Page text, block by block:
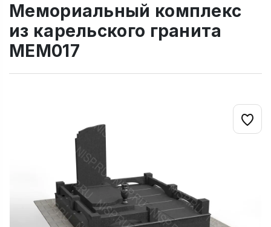
Мемориальный комплекс
из карельского гранита
МЕМ017